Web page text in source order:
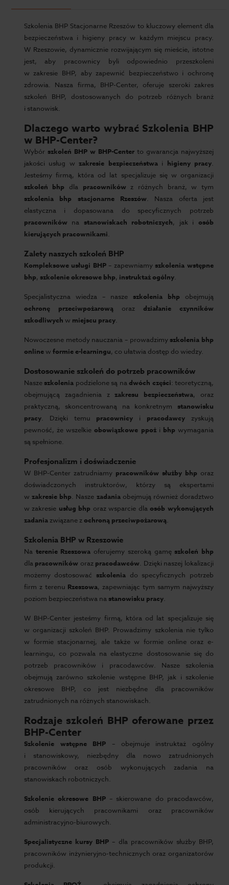
Szkolenia BHP Stacjonarne Rzeszów to kluczowy element dla
bezpieczeństwa i higieny pracy w każdym miejscu pracy.
W Rzeszowie, dynamicznie rozwijającym się mieście, istotne
jest, aby pracownicy byli odpowiednio przeszkoleni
w zakresie BHP, aby zapewnić bezpieczeństwo i ochronę
zdrowia. Nasza firma, BHP-Center, oferuje szeroki zakres
szkoleń BHP, dostosowanych do potrzeb różnych branż
i stanowisk.
Dlaczego warto wybrać Szkolenia BHP
w BHP-Center?
Wybór szkoleń BHP w BHP-Centerto gwarancja najwyższej
jakości usług wzakresie bezpieczeństwai higieny pracy.
Jesteśmy firmą, która od lat specjalizuje się w organizacji
szkoleń bhp dla pracowników z różnych branż, w tym
szkolenia bhp stacjonarne Rzeszów. Nasza oferta jest
elastyczna i dopasowana do specyficznych potrzeb
pracowników na stanowiskach robotniczych, jak i osób
kierujących pracownikami.
Zalety naszych szkoleń BHP
Kompleksowe usługi BHP– zapewniamyszkolenia wstępne
bhp, szkolenie okresowe bhp, instruktaż ogólny.
Specjalistyczna wiedza – nasze szkolenia bhp obejmują
ochronę przeciwpożarowąoraz działanie czynników
szkodliwych w miejscu pracy.
Nowoczesne metody nauczania – prowadzimyszkolenia bhp
onlinew formie e-learningu, co ułatwia dostęp do wiedzy.
Dostosowanie szkoleń do potrzeb pracowników
Naszeszkolenia podzielone są nadwóch części: teoretyczną,
obejmującą zagadnienia zzakresu bezpieczeństwa, oraz
praktyczną, skoncentrowaną na konkretnym stanowisku
pracy. Dzięki temu pracownicy i pracodawcy zyskują
pewność, że wszelkieobowiązkowe ppożi bhp wymagania
są spełnione.
Profesjonalizm i doświadczenie
W BHP-Center zatrudniamy pracowników służby bhp oraz
doświadczonych instruktorów, którzy są ekspertami
wzakresie bhp. Nasze zadaniaobejmują również doradztwo
w zakresie usług bhp oraz wsparcie dlaosób wykonujących
zadaniazwiązane zochroną przeciwpożarową.
Szkolenia BHP w Rzeszowie
Na terenie Rzeszowa oferujemy szeroką gamęszkoleń bhp
dla pracowników oraz pracodawców. Dzięki naszej lokalizacji
możemy dostosowaćszkolenia do specyficznych potrzeb
firm z terenu Rzeszowa, zapewniając tym samym najwyższy
poziom bezpieczeństwa nastanowisku pracy.
W BHP-Center jesteśmy firmą, która od lat specjalizuje się
w organizacji szkoleń BHP. Prowadzimy szkolenia nie tylko
w formie stacjonarnej, ale także w formie online oraz e-
learningu, co pozwala na elastyczne dostosowanie się do
potrzeb pracowników i pracodawców. Nasze szkolenia
obejmują zarówno szkolenie wstępne BHP, jak i szkolenie
okresowe BHP, co jest niezbędne dla pracowników
zatrudnionych na różnych stanowiskach.
Rodzaje szkoleń BHP oferowane przez
BHP-Center
Szkolenie wstępne BHP – obejmuje instruktaż ogólny
i stanowiskowy, niezbędny dla nowo zatrudnionych
pracowników oraz osób wykonujących zadania na
stanowiskach robotniczych.
Szkolenie okresowe BHP– skierowane do pracodawców,
osób kierujących pracownikami oraz pracowników
administracyjno-biurowych.
Specjalistyczne kursy BHP – dla pracowników służby BHP,
pracowników inżynieryjno-technicznych oraz organizatorów
produkcji.